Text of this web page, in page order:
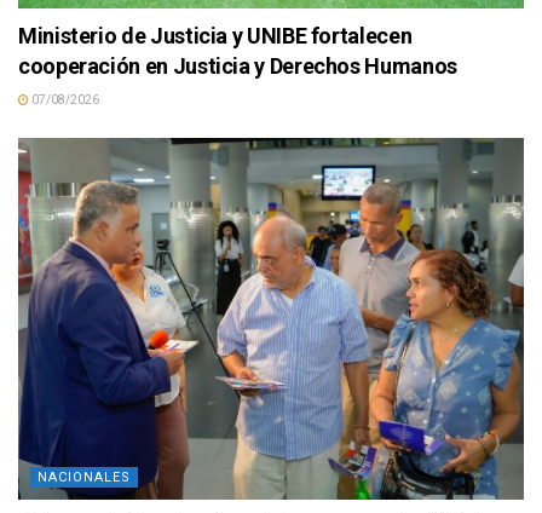
Ministerio de Justicia y UNIBE fortalecen
cooperación en Justicia y Derechos Humanos
07/08/2026
NACIONALES